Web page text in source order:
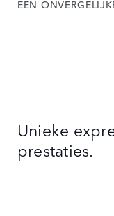
EEN
Unieke
prestaties.